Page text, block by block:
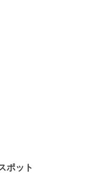
ポット